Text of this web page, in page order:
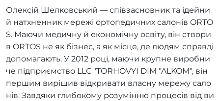
Олексій Шелковський — співзасновник та ідейни
й натхненник мережі ортопедичних салонів ORTO
S. Маючи медичну й економічну освіту, він створи
в ORTOS не як бізнес, а як місце, де людям справді
допомагають. У 2012 році, маючи крупне виробни
че підприємство LLC "TORHOVYI DIM "ALKOM", він
першим вирішив відкривати власну мережу сало
нів. Завдяки глибокому розумінню процесів від ви